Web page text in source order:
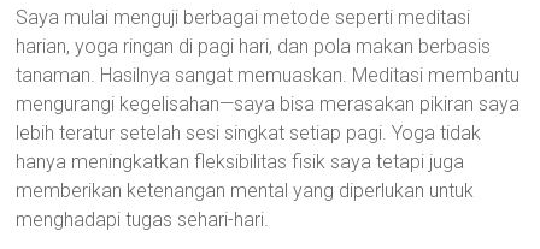
Saya mulai menguji berbagai metode seperti meditasi
harian, yoga ringan di pagi hari, dan pola makan berbasis
tanaman. Hasilnya sangat memuaskan. Meditasi membantu
mengurangi kegelisahan—saya bisa merasakan pikiran saya
lebih teratur setelah sesi singkat setiap pagi. Yoga tidak
hanya meningkatkan fleksibilitas fisik saya tetapi juga
memberikan ketenangan mental yang diperlukan untuk
menghadapi tugas sehari-hari.